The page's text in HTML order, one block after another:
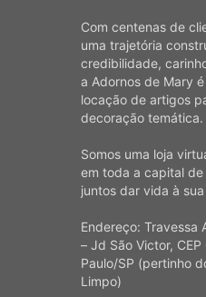
Com centenas de
uma trajetória
credibilidade,
a Adornos de Mary
locação de artigos
decoração temática.
Somos uma loja
em toda a capital de
juntos dar vida à
Endereço: Travessa
– Jd São Victor,
Paulo/SP (pertinho
Limpo)